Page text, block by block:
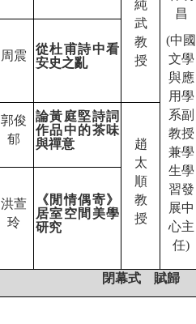
純
武
教
授
昌
(中國
文學
與應
用學
系副
教授
兼學
生學
習發
展中
心主
任)
周震
從杜甫詩中看
安史之亂
郭俊
郁
論黃庭堅詩詞
作品中的茶味
與禪意
趙
太
順
教
授
洪萱
玲
《閒情偶寄》
居室空間美學
研究
閉幕式 賦歸